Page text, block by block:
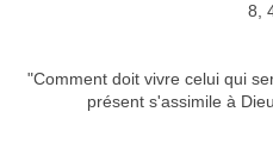
8,
"Comment doit vivre celui qui
présent s'assimile à